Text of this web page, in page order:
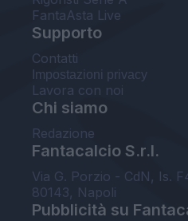
FantaAsta Live
Supporto
Contatti
Impostazioni privacy
Lavora con noi
Chi siamo
Redazione
Fantacalcio S.r.l.
Via G. Porzio - CdN, Is.
80143, Napoli
Pubblicità su